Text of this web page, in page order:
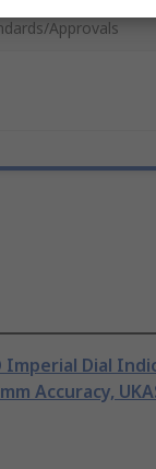
Approvals
Imperial Dial
Accuracy,